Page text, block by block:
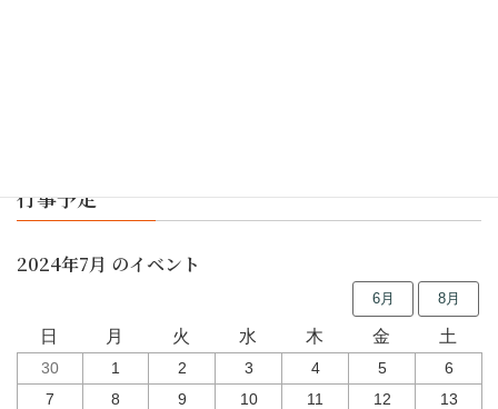
行事予定
2024年7月 のイベント
6月 8月
日 月 火 水 木 金 土
30 1 2 3 4 5
6
7
8 9 10 11 12
13